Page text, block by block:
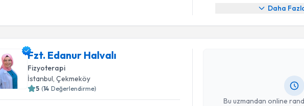
Daha
Fzt. Edanur Halvalı
Fizyoterapi
İstanbul, Çekmeköy
5 (14 Değerlendirme)
Bu uzmandan online
Randevu Takvimi Talebi